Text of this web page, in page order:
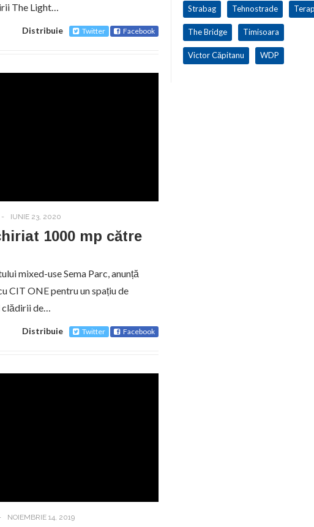
The Light…
Distribuie Twitter Facebook
- IUNIE 23, 2020
1000 mp către
mixed-use Sema Parc, anunță
CIT ONE pentru un spațiu de
de…
Distribuie Twitter Facebook
NOIEMBRIE 14, 2019
Strabag Tehnostrade
The Bridge Timisoara
Victor Căpitanu WDP